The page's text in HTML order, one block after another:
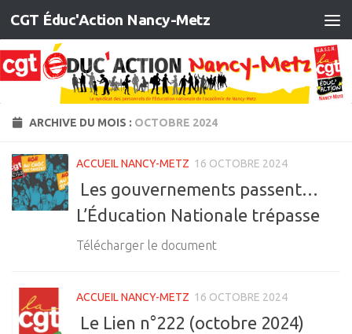
Skip to content
CGT Éduc'Action Nancy-Metz
ARCHIVE DU MOIS : OCTOBRE 2024
ACCUEIL NANCY-METZ 16 OCTOBRE 2024
Les gouvernements passent…
L’Éducation Nationale trépasse
Télécharger le document
ACCUEIL NANCY-METZ 16 OCTOBRE 2024
Le Lien n°222 (octobre 2024)